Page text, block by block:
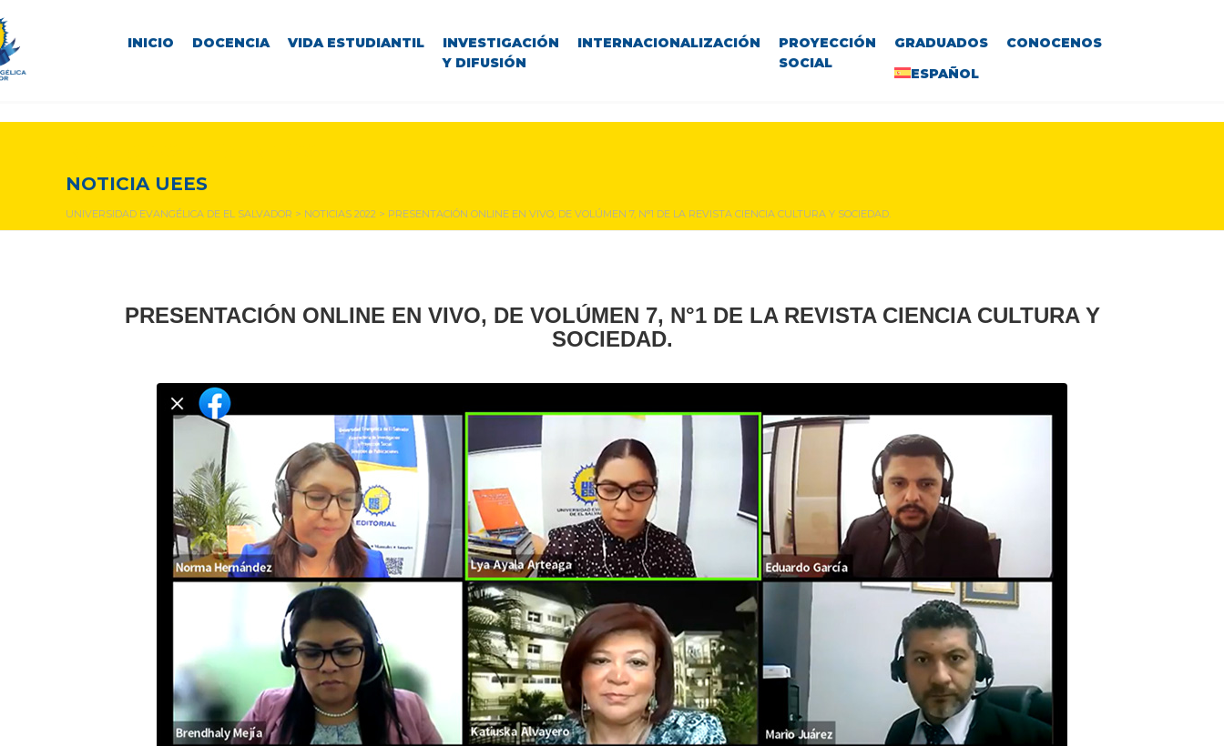
INICIO DOCENCIA VIDA ESTUDIANTIL
INVESTIGACIÓN
Y DIFUSIÓN
INTERNACIONALIZACIÓN
PROYECCIÓN
SOCIAL
GRADUADOS
CONOCENOS
ESPAÑOL
NOTICIA UEES
UNIVERSIDAD EVANGÉLICA DE EL SALVADOR > NOTICIAS 2022 > PRESENTACIÓN ONLINE EN VIVO, DE VOLÚMEN 7, N°1 DE LA REVISTA CIENCIA CULTURA Y SOCIEDAD.
PRESENTACIÓN ONLINE EN VIVO, DE VOLÚMEN 7, N°1 DE LA REVISTA CIENCIA CULTURA Y
SOCIEDAD.